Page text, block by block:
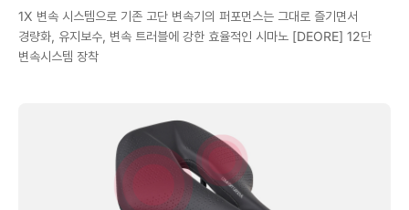
1X 변속 시스템으로 기존 고단 변속기의 퍼포먼스는 그대로 즐기면서
경량화, 유지보수, 변속 트러블에 강한 효율적인 시마노 [DEORE] 12단
변속시스템 장착